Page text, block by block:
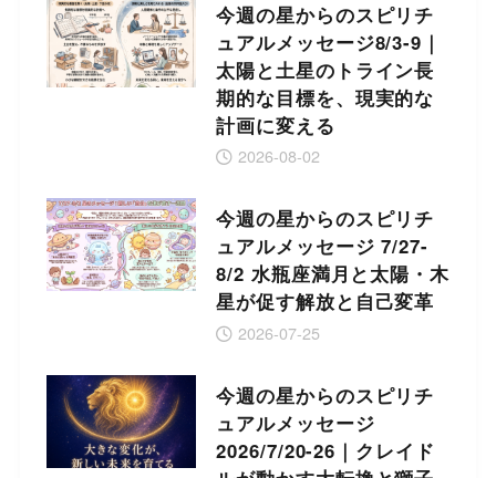
今週の星からのスピリチ
ュアルメッセージ8/3-9｜
太陽と土星のトライン長
期的な目標を、現実的な
計画に変える
2026-08-02
今週の星からのスピリチ
ュアルメッセージ 7/27-
8/2 水瓶座満月と太陽・木
星が促す解放と自己変革
2026-07-25
今週の星からのスピリチ
ュアルメッセージ
2026/7/20-26｜クレイド